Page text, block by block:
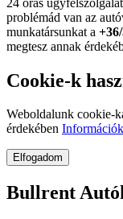
problémád van az
munkatársunkat a
megtesz annak
Cookie-k
Weboldalunk cookie-
érdekében
Elfogadom
Bullrent